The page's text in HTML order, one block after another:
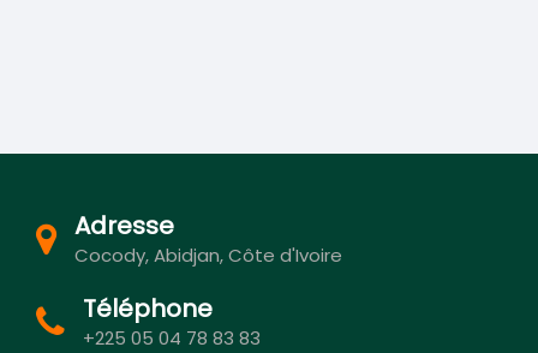
Adresse
Cocody, Abidjan, Côte d'Ivoire
Téléphone
+225 05 04 78 83 83